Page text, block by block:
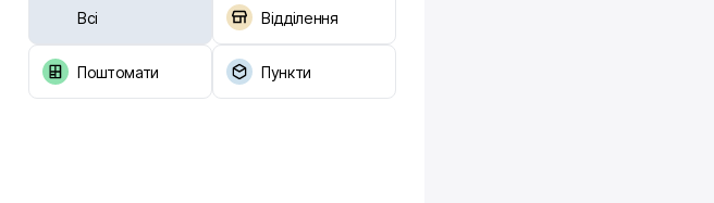
Всі Відділення
Поштомати Пункти